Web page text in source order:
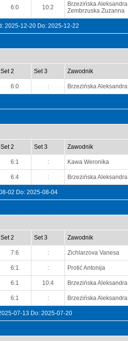
6:0 10:2
Brzezińska Aleksandra
Zembrzuska Zuzanna
2025-12-20 Do: 2025-12-22
Set 2 Set 3 Zawodnik
6:0 : Brzezińska Aleksandra
Set 2 Set 3 Zawodnik
6:1 : Kawa Weronika
6:4 : Brzezińska Aleksandra
02 Do: 2025-08-04
Set 2 Set 3 Zawodnik
7:6 : Zichlarzova Vanesa
6:1 : Protić Antonija
6:1 10:4 Brzezińska Aleksandra
6:1 : Brzezińska Aleksandra
07-13 Do: 2025-07-20